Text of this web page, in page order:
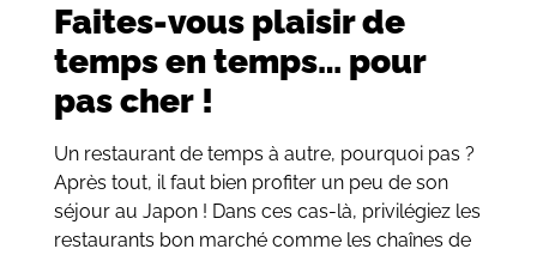
Faites-vous plaisir de
temps en temps… pour
pas cher !
Un restaurant de temps à autre, pourquoi pas ?
Après tout, il faut bien profiter un peu de son
séjour au Japon ! Dans ces cas-là, privilégiez les
restaurants bon marché comme les chaînes de